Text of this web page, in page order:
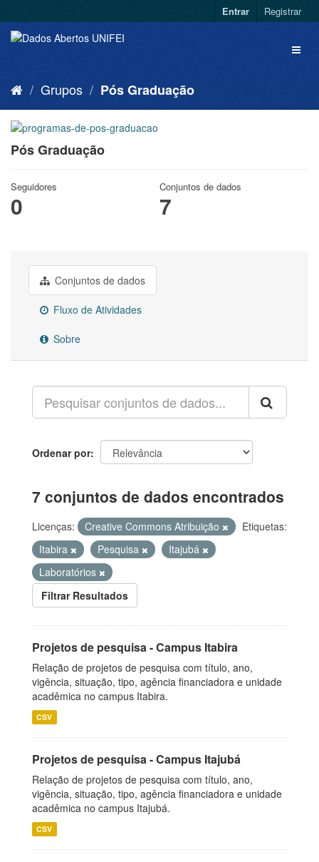
Entrar Registrar
Grupos Pós Graduação
Pós Graduação
Seguidores
0
Conjuntos de dados
7
Conjuntos de dados
Fluxo de Atividades
Sobre
Ordenar por
7 conjuntos de dados encontrados
Licenças: Creative Commons Atribuição
Etiquetas:
Itabira
Pesquisa
Itajubá
Laboratórios
Filtrar Resultados
Projetos de pesquisa - Campus Itabira
Relação de projetos de pesquisa com título, ano,
vigência, situação, tipo, agência financiadora e unidade
acadêmica no campus Itabira.
CSV
Projetos de pesquisa - Campus Itajubá
Relação de projetos de pesquisa com título, ano,
vigência, situação, tipo, agência financiadora e unidade
acadêmica no campus Itajubá.
CSV